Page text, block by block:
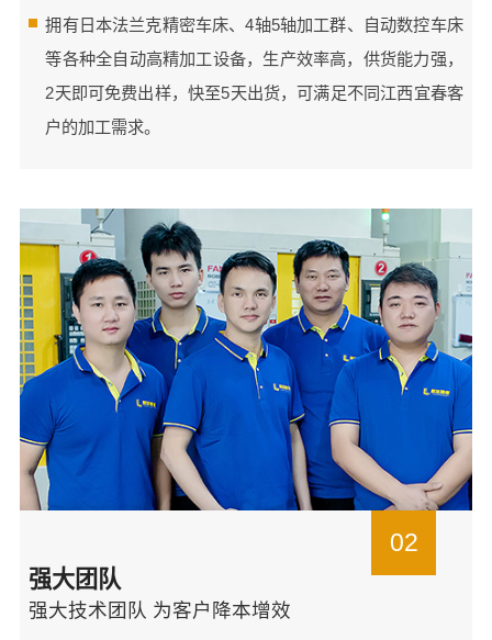
拥有日本法兰克精密车床、4轴5轴加工群、自动数控车床
等各种全自动高精加工设备，生产效率高，供货能力强，
2天即可免费出样，快至5天出货，可满足不同江西宜春客
户的加工需求。
02
强大团队
强大技术团队 为客户降本增效